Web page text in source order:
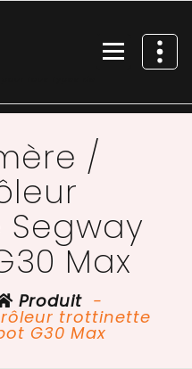
/
Max
Produit-
trottinette
G30 Max